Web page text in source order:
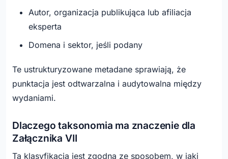
Autor, organizacja publikująca lub afiliacja
eksperta
Domena i sektor, jeśli podany
Te ustrukturyzowane metadane sprawiają, że
punktacja jest odtwarzalna i audytowalna między
wydaniami.
Dlaczego taksonomia ma znaczenie dla
Załącznika VII
Ta klasyfikacja jest zgodna ze sposobem, w jaki